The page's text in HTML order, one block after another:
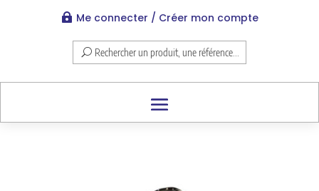
 Me connecter / Créer mon compte
Rechercher un produit, une référence...